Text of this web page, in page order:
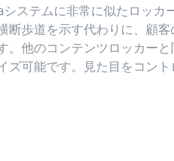
ステムに非常に似たロッカ
断歩道を示す代わりに、顧客
。他のコンテンツロッカー
ズ可能です。見た目をコン